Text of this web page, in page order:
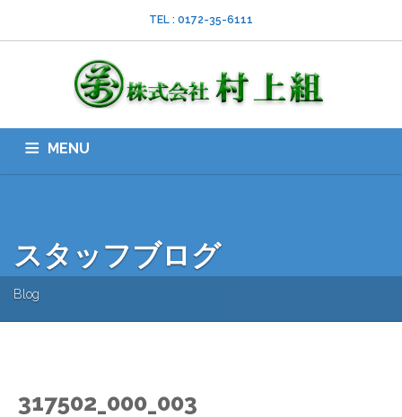
TEL : 0172-35-6111
MENU
スタッフブログ
Blog
317502_000_003